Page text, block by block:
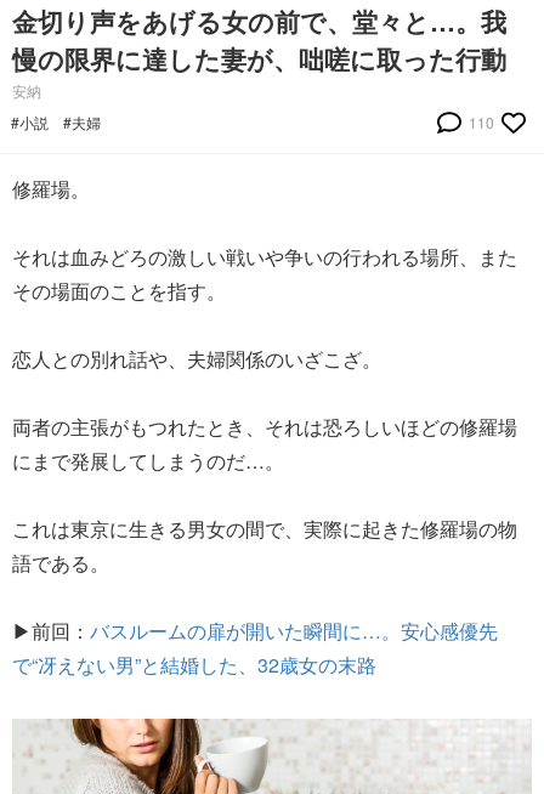
金切り声をあげる女の前で、堂々と…。我
慢の限界に達した妻が、咄嗟に取った行動
安納
#小説
#夫婦 110
修羅場。
それは血みどろの激しい戦いや争いの行われる場所、また
その場面のことを指す。
恋人との別れ話や、夫婦関係のいざこざ。
両者の主張がもつれたとき、それは恐ろしいほどの修羅場
にまで発展してしまうのだ…。
これは東京に生きる男女の間で、実際に起きた修羅場の物
語である。
▶前回： バスルームの扉が開いた瞬間に…。安心感優先
で“冴えない男”と結婚した、32歳女の末路